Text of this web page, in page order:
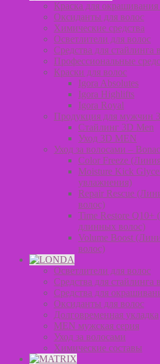
Краска для
Оксиданты для волос
Химические средства
Осветлители для волос
Средства для стайлинга
Профессиональные
Краски для волос
Igora Absolutes
Igora Highlifts
Igora Royal
Продукция для мужчин
Стайлинг 3D Men
Уход 3D MEN
Уход за волосами –
Color Freeze
Moisture Kick
увлажнения)
Repair Rescue
волос)
Time Restore Q10+
длинных волос)
Volume Boost
волос)
Осветлители для волос
Средства для стайлинга
Средства для
Оксиданты для волос
Долговременная укладка
MEN мужская серия
Уход за волосами
Химические составы